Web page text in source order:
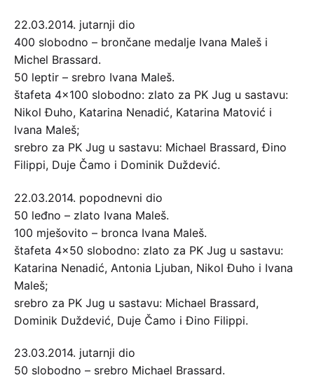
22.03.2014. jutarnji dio
400 slobodno – brončane medalje Ivana Maleš i
Michel Brassard.
50 leptir – srebro Ivana Maleš.
štafeta 4×100 slobodno: zlato za PK Jug u sastavu:
Nikol Đuho, Katarina Nenadić, Katarina Matović i
Ivana Maleš;
srebro za PK Jug u sastavu: Michael Brassard, Đino
Filippi, Duje Čamo i Dominik Duždević.
22.03.2014. popodnevni dio
50 leđno – zlato Ivana Maleš.
100 mješovito – bronca Ivana Maleš.
štafeta 4×50 slobodno: zlato za PK Jug u sastavu:
Katarina Nenadić, Antonia Ljuban, Nikol Đuho i Ivana
Maleš;
srebro za PK Jug u sastavu: Michael Brassard,
Dominik Duždević, Duje Čamo i Đino Filippi.
23.03.2014. jutarnji dio
50 slobodno – srebro Michael Brassard.